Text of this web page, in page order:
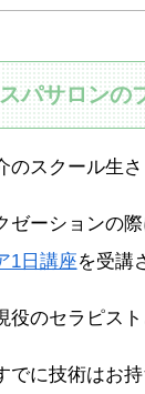
パサロンの
のスクール生
ゼーションの
1日講座を受講
役のセラピス
でに技術はお